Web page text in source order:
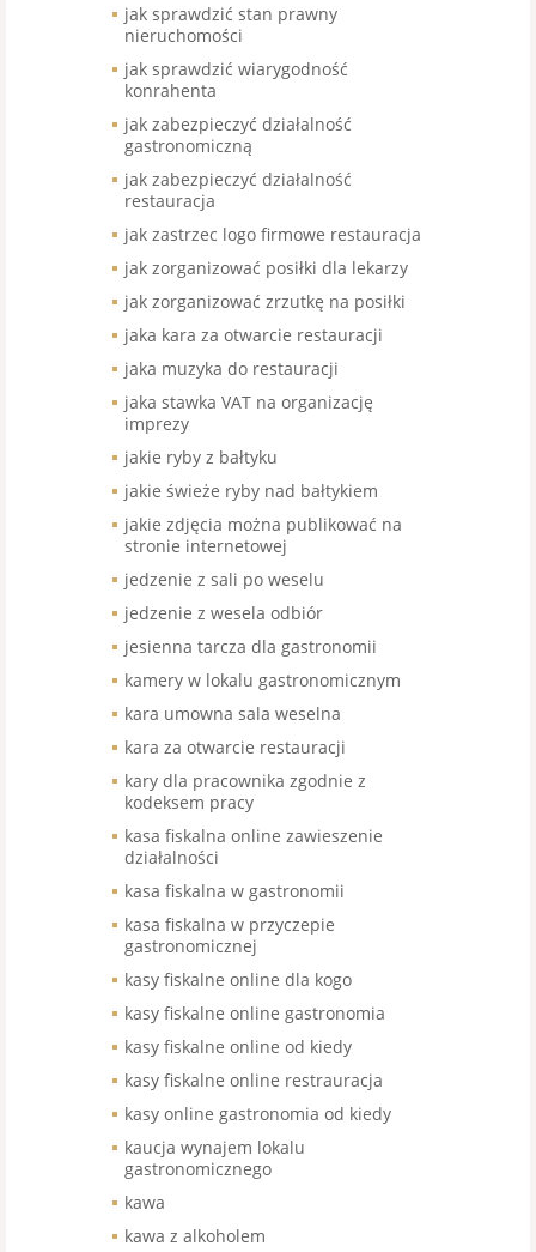
jak sprawdzić stan prawny
nieruchomości
jak sprawdzić wiarygodność
konrahenta
jak zabezpieczyć działalność
gastronomiczną
jak zabezpieczyć działalność
restauracja
jak zastrzec logo firmowe restauracja
jak zorganizować posiłki dla lekarzy
jak zorganizować zrzutkę na posiłki
jaka kara za otwarcie restauracji
jaka muzyka do restauracji
jaka stawka VAT na organizację
imprezy
jakie ryby z bałtyku
jakie świeże ryby nad bałtykiem
jakie zdjęcia można publikować na
stronie internetowej
jedzenie z sali po weselu
jedzenie z wesela odbiór
jesienna tarcza dla gastronomii
kamery w lokalu gastronomicznym
kara umowna sala weselna
kara za otwarcie restauracji
kary dla pracownika zgodnie z
kodeksem pracy
kasa fiskalna online zawieszenie
działalności
kasa fiskalna w gastronomii
kasa fiskalna w przyczepie
gastronomicznej
kasy fiskalne online dla kogo
kasy fiskalne online gastronomia
kasy fiskalne online od kiedy
kasy fiskalne online restrauracja
kasy online gastronomia od kiedy
kaucja wynajem lokalu
gastronomicznego
kawa
kawa z alkoholem